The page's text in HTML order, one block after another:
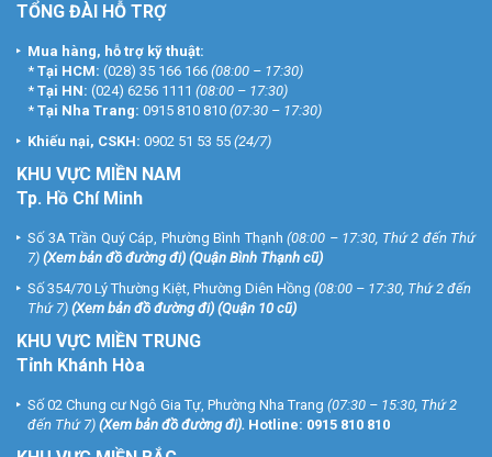
TỔNG ĐÀI HỖ TRỢ
Mua hàng, hỗ trợ kỹ thuật:
* Tại HCM: (028) 35 166 166 (08:00 – 17:30)
* Tại HN: (024) 6256 1111 (08:00 – 17:30)
* Tại Nha Trang: 0915 810 810 (07:30 – 17:30)
Khiếu nại, CSKH: 0902 51 53 55 (24/7)
KHU VỰC MIỀN NAM
Tp. Hồ Chí Minh
Số 3A Trần Quý Cáp, Phường Bình Thạnh (08:00 – 17:30, Thứ 2 đến Thứ
7) (Xem bản đồ đường đi) (Quận Bình Thạnh cũ)
Số 354/70 Lý Thường Kiệt, Phường Diên Hồng (08:00 – 17:30, Thứ 2 đến
Thứ 7) (Xem bản đồ đường đi) (Quận 10 cũ)
KHU VỰC MIỀN TRUNG
Tỉnh Khánh Hòa
Số 02 Chung cư Ngô Gia Tự, Phường Nha Trang (07:30 – 15:30, Thứ 2
đến Thứ 7) (Xem bản đồ đường đi). Hotline: 0915 810 810